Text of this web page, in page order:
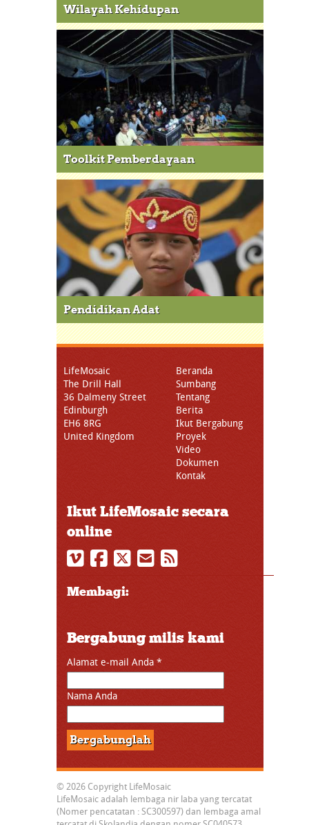
Wilayah Kehidupan
Toolkit Pemberdayaan
Pendidikan Adat
LifeMosaic
The Drill Hall
36 Dalmeny Street
Edinburgh
EH6 8RG
United Kingdom
Beranda
Sumbang
Tentang
Berita
Ikut Bergabung
Proyek
Video
Dokumen
Kontak
Ikut LifeMosaic secara
online
Membagi:
Bergabung milis kami
Alamat e-mail Anda *
Nama Anda
© 2026 Copyright LifeMosaic
LifeMosaic adalah lembaga nir laba yang tercatat
(Nomer pencatatan : SC300597) dan lembaga amal